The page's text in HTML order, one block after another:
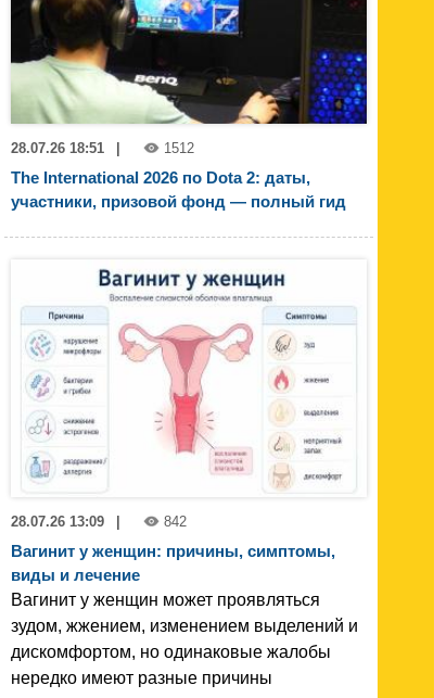
28.07.26 18:51 1512
The International 2026 по Dota 2: даты,
участники, призовой фонд — полный гид
28.07.26 13:09 | 842
Вагинит у женщин: причины, симптомы,
виды и лечение
Вагинит у женщин может проявляться
зудом, жжением, изменением выделений и
дискомфортом, но одинаковые жалобы
нередко имеют разные причины